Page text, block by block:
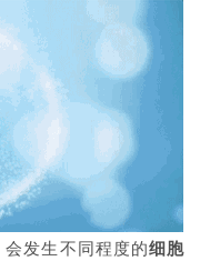
发生不同程度的细胞